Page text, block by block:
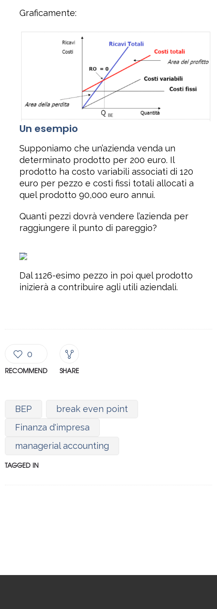
Graficamente:
Un esempio
Supponiamo che un’azienda venda un
determinato prodotto per 200 euro. Il
prodotto ha costo variabili associati di 120
euro per pezzo e costi fissi totali allocati a
quel prodotto 90,000 euro annui.
Quanti pezzi dovrà vendere l’azienda per
raggiungere il punto di pareggio?
Dal 1126-esimo pezzo in poi quel prodotto
inizierà a contribuire agli utili aziendali.
0
RECOMMEND SHARE
BEP
break even point
Finanza d'impresa
managerial accounting
TAGGED IN